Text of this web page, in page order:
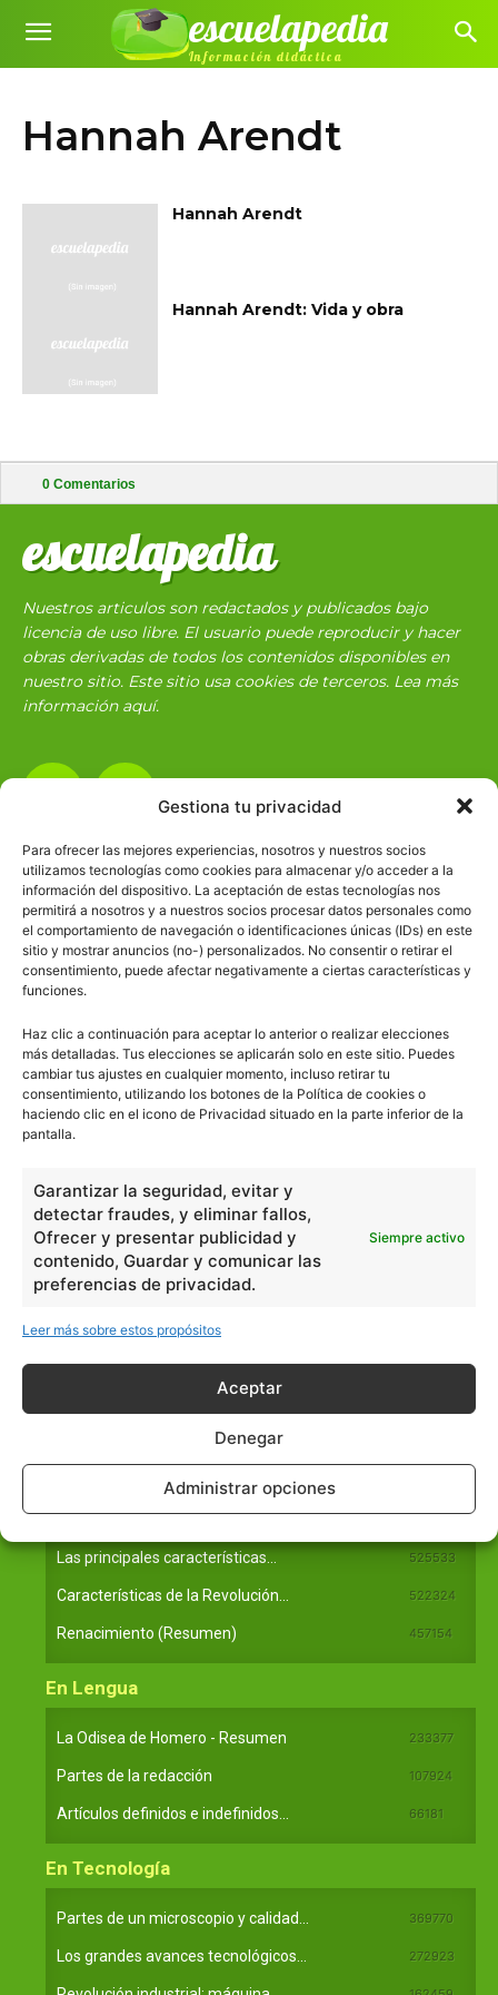
Gestiona tu privacidad
Para ofrecer las mejores experiencias, nosotros y nuestros socios
utilizamos tecnologías como cookies para almacenar y/o acceder a la
información del dispositivo. La aceptación de estas tecnologías nos
permitirá a nosotros y a nuestros socios procesar datos personales como
el comportamiento de navegación o identificaciones únicas (IDs) en este
sitio y mostrar anuncios (no-) personalizados. No consentir o retirar el
consentimiento, puede afectar negativamente a ciertas características y
funciones.
Haz clic a continuación para aceptar lo anterior o realizar elecciones
más detalladas. Tus elecciones se aplicarán solo en este sitio. Puedes
cambiar tus ajustes en cualquier momento, incluso retirar tu
consentimiento, utilizando los botones de la Política de cookies o
haciendo clic en el icono de Privacidad situado en la parte inferior de la
pantalla.
Garantizar la seguridad, evitar y
detectar fraudes, y eliminar fallos,
Ofrecer y presentar publicidad y
contenido, Guardar y comunicar las
preferencias de privacidad.
Siempre activo
Leer más sobre estos propósitos
Aceptar
Denegar
Administrar opciones
escuelapedia
Información didáctica
Hannah Arendt
Hannah Arendt
Hannah Arendt: Vida y obra
0 Comentarios
escuelapedia
Nuestros articulos son redactados y publicados bajo
licencia de uso libre. El usuario puede reproducir y hacer
obras derivadas de todos los contenidos disponibles en
nuestro sitio. Este sitio usa cookies de terceros. Lea más
información aquí.
Básico
1966
Ciencias
2072
Filosofía
226
Historia
1597
Tecnología
270
Varios
Las formas del relieve y sus características
Números romanos 260239
Ángulos agudo, obtuso, recto y...
En Filosofía
Teoría de los Cuatro Elementos
Principales obras de Aristóteles 82125
En Historia
Las principales características... 525533
Características de la Revolución... 522324
Renacimiento (Resumen) 457154
En Lengua
La Odisea de Homero - Resumen 233377
Partes de la redacción 107924
Artículos definidos e indefinidos... 66181
En Tecnología
Partes de un microscopio y calidad... 369770
Los grandes avances tecnológicos... 272923